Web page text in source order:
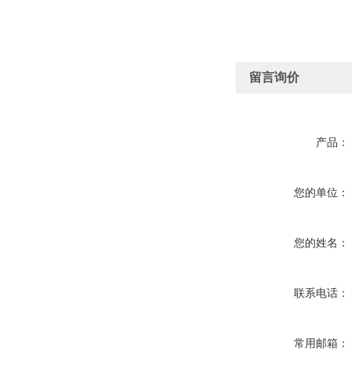
留言询价
产品：
您的单位：
您的姓名：
联系电话：
常用邮箱：